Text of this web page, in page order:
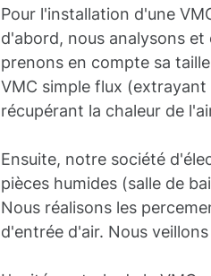
Pour l'installation d'une
d'abord, nous analysons
prenons en compte sa
VMC simple flux
récupérant la chaleur de
Ensuite, notre société
pièces humides (salle de
Nous réalisons les
d'entrée d'air. Nous